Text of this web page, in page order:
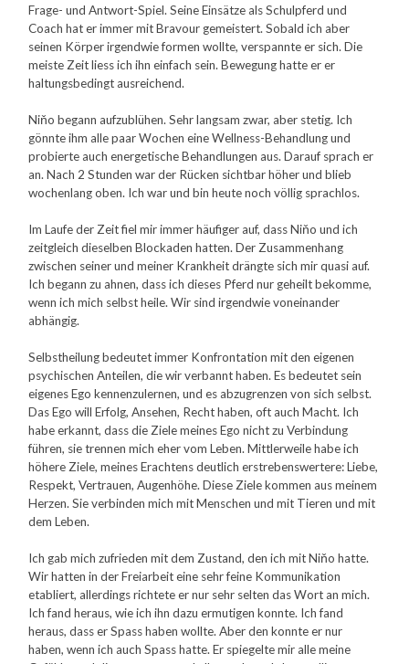
Frage- und Antwort-Spiel. Seine Einsätze als Schulpferd und
Coach hat er immer mit Bravour gemeistert. Sobald ich aber
seinen Körper irgendwie formen wollte, verspannte er sich. Die
meiste Zeit liess ich ihn einfach sein. Bewegung hatte er er
haltungsbedingt ausreichend.
Niňo begann aufzublühen. Sehr langsam zwar, aber stetig. Ich
gönnte ihm alle paar Wochen eine Wellness-Behandlung und
probierte auch energetische Behandlungen aus. Darauf sprach er
an. Nach 2 Stunden war der Rücken sichtbar höher und blieb
wochenlang oben. Ich war und bin heute noch völlig sprachlos.
Im Laufe der Zeit fiel mir immer häufiger auf, dass Niňo und ich
zeitgleich dieselben Blockaden hatten. Der Zusammenhang
zwischen seiner und meiner Krankheit drängte sich mir quasi auf.
Ich begann zu ahnen, dass ich dieses Pferd nur geheilt bekomme,
wenn ich mich selbst heile. Wir sind irgendwie voneinander
abhängig.
Selbstheilung bedeutet immer Konfrontation mit den eigenen
psychischen Anteilen, die wir verbannt haben. Es bedeutet sein
eigenes Ego kennenzulernen, und es abzugrenzen von sich selbst.
Das Ego will Erfolg, Ansehen, Recht haben, oft auch Macht. Ich
habe erkannt, dass die Ziele meines Ego nicht zu Verbindung
führen, sie trennen mich eher vom Leben. Mittlerweile habe ich
höhere Ziele, meines Erachtens deutlich erstrebenswertere: Liebe,
Respekt, Vertrauen, Augenhöhe. Diese Ziele kommen aus meinem
Herzen. Sie verbinden mich mit Menschen und mit Tieren und mit
dem Leben.
Ich gab mich zufrieden mit dem Zustand, den ich mit Niňo hatte.
Wir hatten in der Freiarbeit eine sehr feine Kommunikation
etabliert, allerdings richtete er nur sehr selten das Wort an mich.
Ich fand heraus, wie ich ihn dazu ermutigen konnte. Ich fand
heraus, dass er Spass haben wollte. Aber den konnte er nur
haben, wenn ich auch Spass hatte. Er spiegelte mir alle meine